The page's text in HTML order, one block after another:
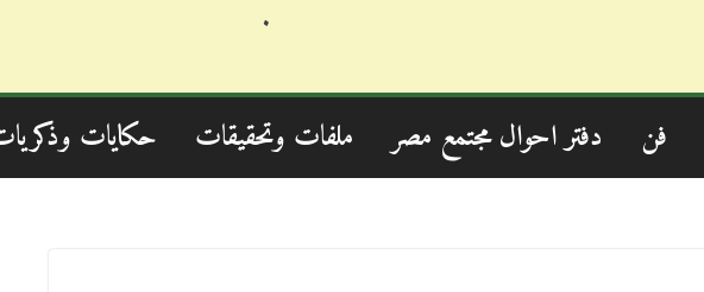
.
فن دفتر احوال مجتمع مصر ملفات وتحقيقات حكايات